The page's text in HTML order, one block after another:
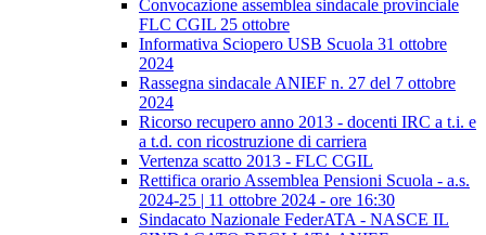
Convocazione assemblea sindacale provinciale
FLC CGIL 25 ottobre
Informativa Sciopero USB Scuola 31 ottobre
2024
Rassegna sindacale ANIEF n. 27 del 7 ottobre
2024
Ricorso recupero anno 2013 - docenti IRC a t.i. e
a t.d. con ricostruzione di carriera
Vertenza scatto 2013 - FLC CGIL
Rettifica orario Assemblea Pensioni Scuola - a.s.
2024-25 | 11 ottobre 2024 - ore 16:30
Sindacato Nazionale FederATA - NASCE IL